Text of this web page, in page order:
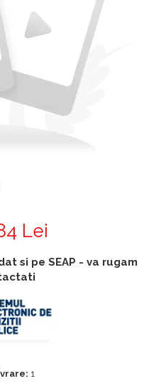
Lei
si pe SEAP - va rugam
1